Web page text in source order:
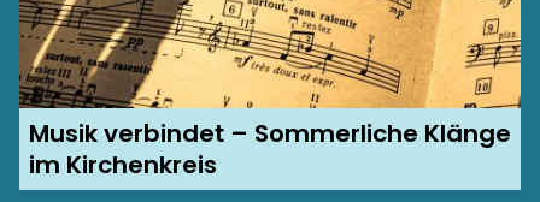
Musik verbindet – Sommerliche Klänge
im Kirchenkreis